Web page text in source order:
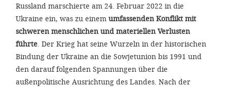
Russland marschierte am 24. Februar 2022 in die
Ukraine ein, was zu einem umfassenden Konflikt mit
schweren menschlichen und materiellen Verlusten
führte. Der Krieg hat seine Wurzeln in der historischen
Bindung der Ukraine an die Sowjetunion bis 1991 und
den darauf folgenden Spannungen über die
außenpolitische Ausrichtung des Landes. Nach der
'Cookie-
Impressum
ALLEN